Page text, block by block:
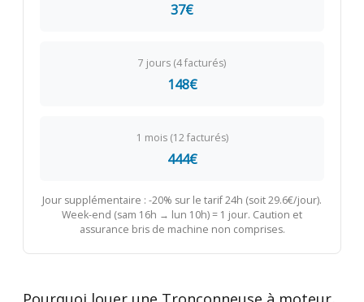
37€
7 jours (4 facturés)
148€
1 mois (12 facturés)
444€
Jour supplémentaire : -20% sur le tarif 24h (soit 29.6€/jour).
Week-end (sam 16h → lun 10h) = 1 jour. Caution et
assurance bris de machine non comprises.